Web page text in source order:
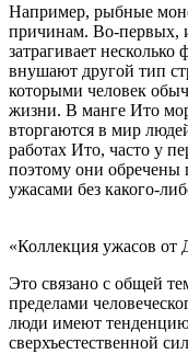
Например, рыбные
причинам. Во-первых,
затрагивает
внушают другой тип
которыми человек
жизни. В манге Ито
вторгаются в мир
работах Ито, часто у
поэтому они обречены
ужасами без какого-
«Коллекция ужасов от
Это связано с общей
пределами
люди имеют тенденцию
сверхъестественной